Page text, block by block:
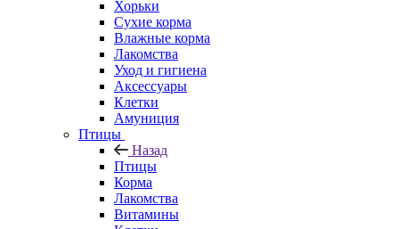
Хорьки
Сухие корма
Влажные корма
Лакомства
Уход и гигиена
Аксессуары
Клетки
Амуниция
Птицы
Назад
Птицы
Корма
Лакомства
Витамины